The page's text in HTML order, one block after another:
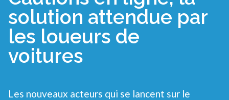
solution attendue par
les loueurs de
voitures
Les nouveaux acteurs qui se lancent sur le